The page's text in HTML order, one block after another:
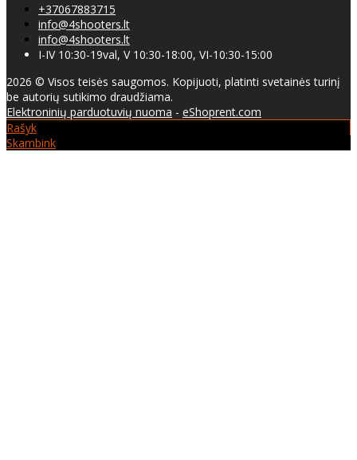
+37067883715
info@4shooters.lt
info@4shooters.lt
I-IV 10:30-19val, V 10:30-18:00, VI-10:30-15:00
2026 © Visos teisės saugomos. Kopijuoti, platinti svetainės turinį
be autorių sutikimo draudžiama.
Elektroninių parduotuvių nuoma - eShoprent.com
Rašyk
Skambink